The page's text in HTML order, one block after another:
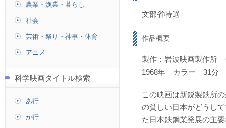
文部省特選
作品概要
製作：岩波映画製作所
1968年 カラー 31分
この映画は新鋭製鉄所
の貧しい日本がどうし
た日本鉄鋼業発展の主
農業・漁業・暮らし
社会
芸術・祭り・神事・体育
アニメ
科学映画タイトル検索
あ行
か行